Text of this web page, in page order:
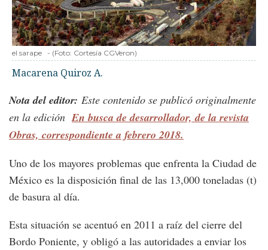
el sarape - (Foto: Cortesía CGVeron)
Macarena Quiroz A.
Nota del editor: Este contenido se publicó originalmente
en la edición En busca de desarrollador, de la revista
Obras, correspondiente a febrero 2018.
Uno de los mayores problemas que enfrenta la Ciudad de
México es la disposición final de las 13,000 toneladas (t)
de basura al día.
Esta situación se acentuó en 2011 a raíz del cierre del
Bordo Poniente, y obligó a las autoridades a enviar los